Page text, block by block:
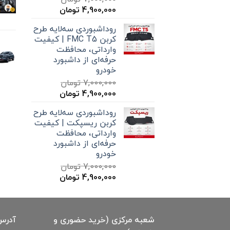
قیمت
7,000,000 تومان
بود.
4,900,000 تومان
است.
روداشبوردی سه‌لایه طرح
کربن FMC T5 | کیفیت
وارداتی، محافظت
حرفه‌ای از داشبورد
خودرو
7,000,000تومان
قیمت
7,000,000 تومان
بود.
4,900,000 تومان
است.
روداشبوردی سه‌لایه طرح
کربن ریسپکت | کیفیت
وارداتی، محافظت
حرفه‌ای از داشبورد
خودرو
7,000,000تومان
قیمت
7,000,000 تومان
4,900,000 تومان
4,900,000 تومان
شعبه مرکزی (خرید حضوری و